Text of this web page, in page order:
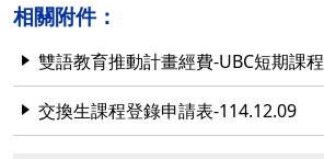
相關附件：
雙語教育推動計畫經費-UBC短期課程
交換生課程登錄申請表-114.12.09